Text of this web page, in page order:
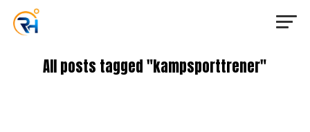
All posts tagged "kampsporttrener"